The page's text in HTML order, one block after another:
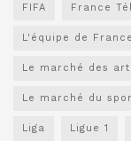
FIFA France
L'équipe de
Le marché des
Le marché du
Liga Ligue 1